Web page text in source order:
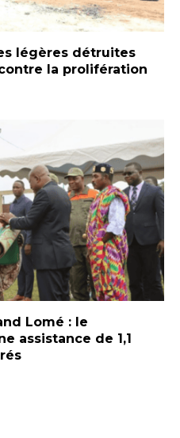
légères détruites
la prolifération
Lomé : le
assistance de 1,1